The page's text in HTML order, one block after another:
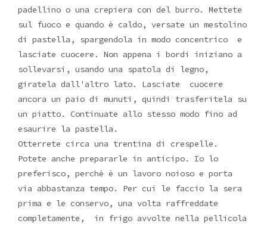
padellino o una crepiera con del burro. Mettete
sul fuoco e quando è caldo, versate un mestolino
di pastella, spargendola in modo concentrico e
lasciate cuocere. Non appena i bordi iniziano a
sollevarsi, usando una spatola di legno,
giratela dall'altro lato. Lasciate cuocere
ancora un paio di munuti, quindi trasferitela su
un piatto. Continuate allo stesso modo fino ad
esaurire la pastella.
Otterrete circa una trentina di crespelle.
Potete anche prepararle in anticipo. Io lo
preferisco, perchè è un lavoro noioso e porta
via abbastanza tempo. Per cui le faccio la sera
prima e le conservo, una volta raffreddate
completamente, in frigo avvolte nella pellicola